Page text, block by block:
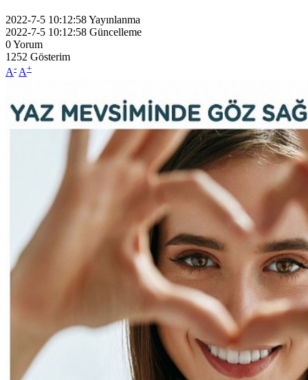
2022-7-5 10:12:58Yayınlanma
2022-7-5 10:12:58 Güncelleme
0Yorum
1252 Gösterim
A- A+